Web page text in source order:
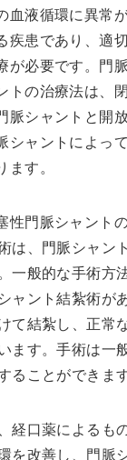
血液循環に異常
疾患であり、適
が必要です。門
トの治療法は、
脈シャントと開
シャントによっ
ます。
性門脈シャント
は、門脈シャン
一般的な手術方
ャント結紮術が
て結紮し、正常
ます。手術は一
ることができま
経口薬によるも
を改善し、門脈